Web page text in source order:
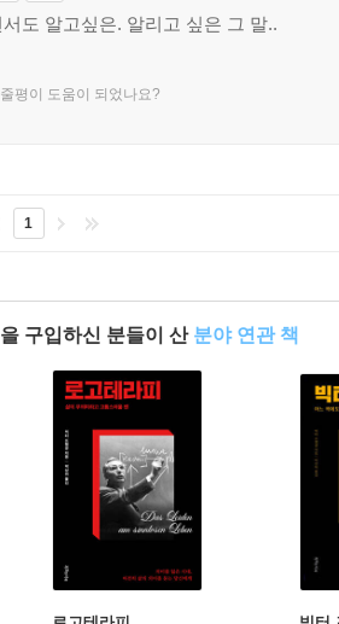
서도 알고싶은. 알리고 싶은 그 말..
평이 도움이 되었나요?
1
구입하신 분들이 산 분야 연관 책